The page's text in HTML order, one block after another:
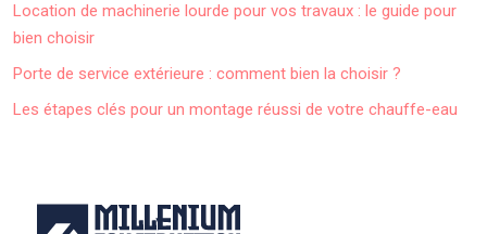
Location de machinerie lourde pour vos travaux : le guide pour
bien choisir
Porte de service extérieure : comment bien la choisir ?
Les étapes clés pour un montage réussi de votre chauffe-eau